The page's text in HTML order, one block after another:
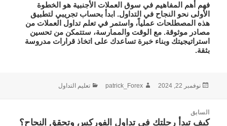
فهم أهم المفاهيم في سوق العملات الأجنبية هو الخطوة
الأولى نحو النجاح في التداول. ابدأ بحساب تجريبي لتطبيق
هذه المصطلحات عملياً، واستمر فيتعلم تداول العملات من
مصادر موثوقة. مع الوقت والممارسة، ستتمكن من تحسين
استراتيجيتك وبناء خبرة تساعدك على اتخاذ قرارات مدروسة
بثقة.
نُشرت
نوفمبر 22, 2024 الكاتب
patrick_Forex التصنيفات
تعليم التداول
المقالاتالسابق
المقالة
كيف تبدأ رحلتك في تداول الفوركس وتحقق النجاح؟